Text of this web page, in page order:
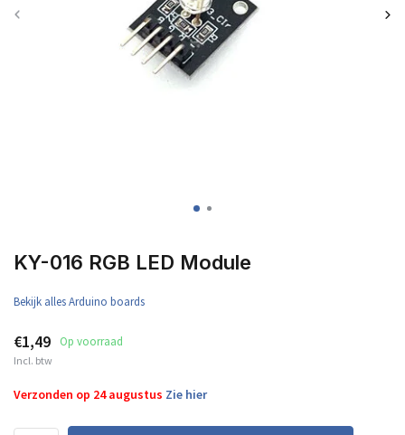
KY-016 RGB LED Module
Bekijk alles Arduino boards
€1,49 Op voorraad
Incl. btw
Verzonden op 24 augustus Zie hier